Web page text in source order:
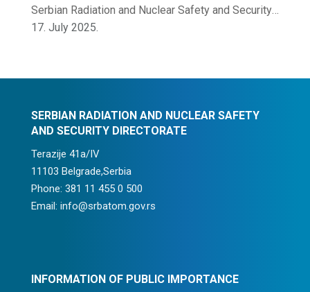
Serbian Radiation and Nuclear Safety and Security
Directorate
17. July 2025.
SERBIAN RADIATION AND NUCLEAR SAFETY
AND SECURITY DIRECTORATE
Terazije 41a/IV
11103 Belgrade,Serbia
Phone: 381 11 455 0 500
Email: info@srbatom.gov.rs
INFORMATION OF PUBLIC IMPORTANCE